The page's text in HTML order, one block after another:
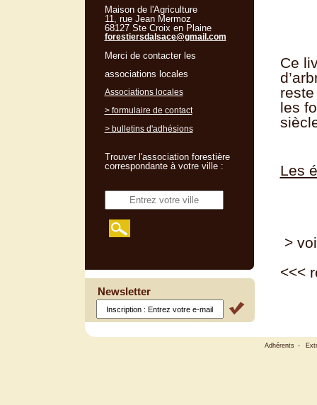
Ce
les
Les
>
<<<
Maison de l'Agriculture
11, rue Jean Mermoz
68127 Ste Croix en Plaine
forestiersdalsace@gmail.com
Merci de contacter les
associations locales
Associations locales
> formulaire de contact
> bulletins d'adhésions
Trouver l'association forestière
correspondante à votre ville :
Newsletter
Adhérents -